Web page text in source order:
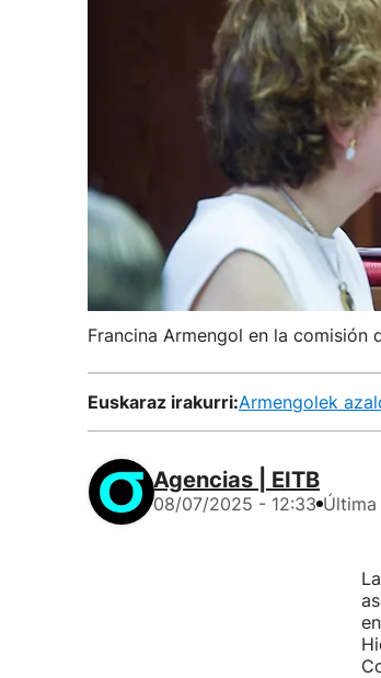
Francina Armengol en la comisión
Euskaraz irakurri:Armengolek
Agencias | EITB
08/07/2025 - 12:33